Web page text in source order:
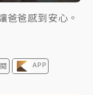
市大雨特報、各
半年續旺指
爸爸感到安心。
APP